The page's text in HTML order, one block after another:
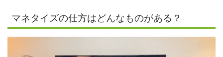
マネタイズの仕方はどんなものがある？